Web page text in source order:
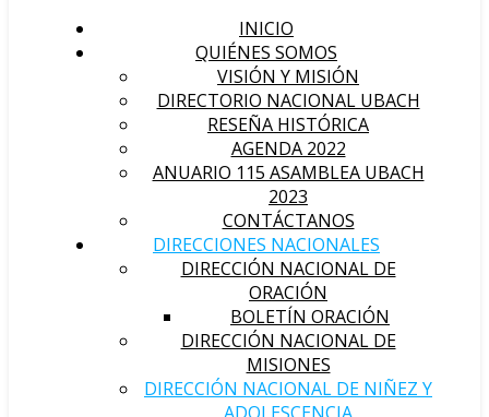
INICIO
QUIÉNES SOMOS
VISIÓN Y MISIÓN
DIRECTORIO NACIONAL UBACH
RESEÑA HISTÓRICA
AGENDA 2022
ANUARIO 115 ASAMBLEA UBACH
2023
CONTÁCTANOS
DIRECCIONES NACIONALES
DIRECCIÓN NACIONAL DE
ORACIÓN
BOLETÍN ORACIÓN
DIRECCIÓN NACIONAL DE
MISIONES
DIRECCIÓN NACIONAL DE NIÑEZ Y